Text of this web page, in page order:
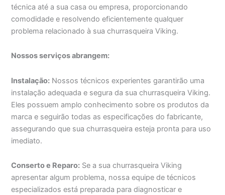
técnica até a sua casa ou empresa, proporcionando
comodidade e resolvendo eficientemente qualquer
problema relacionado à sua churrasqueira Viking.
Nossos serviços abrangem:
Instalação: Nossos técnicos experientes garantirão uma
instalação adequada e segura da sua churrasqueira Viking.
Eles possuem amplo conhecimento sobre os produtos da
marca e seguirão todas as especificações do fabricante,
assegurando que sua churrasqueira esteja pronta para uso
imediato.
Conserto e Reparo: Se a sua churrasqueira Viking
apresentar algum problema, nossa equipe de técnicos
especializados está preparada para diagnosticar e